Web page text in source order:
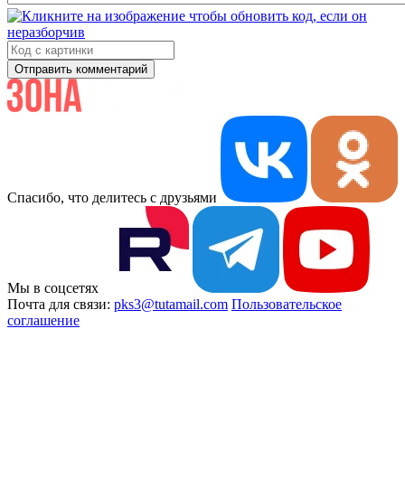
Отправить комментарий
Спасибо, что делитесь с друзьями
Мы в соцсетях
Почта для связи: pks3@tutamail.com Пользовательское
соглашение